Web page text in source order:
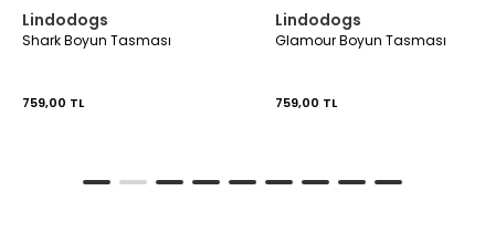
Lindodogs
Shark Boyun Tasması
759,00 TL
Lindodogs
Glamour Boyun Tasması
759,00 TL